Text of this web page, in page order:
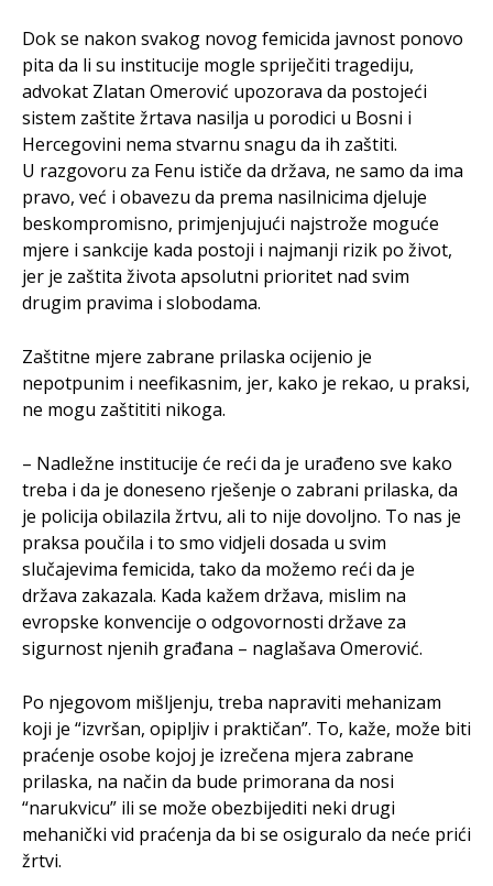
Dok se nakon svakog novog femicida javnost ponovo
pita da li su institucije mogle spriječiti tragediju,
advokat Zlatan Omerović upozorava da postojeći
sistem zaštite žrtava nasilja u porodici u Bosni i
Hercegovini nema stvarnu snagu da ih zaštiti.
U razgovoru za Fenu ističe da država, ne samo da ima
pravo, već i obavezu da prema nasilnicima djeluje
beskompromisno, primjenjujući najstrože moguće
mjere i sankcije kada postoji i najmanji rizik po život,
jer je zaštita života apsolutni prioritet nad svim
drugim pravima i slobodama.
Zaštitne mjere zabrane prilaska ocijenio je
nepotpunim i neefikasnim, jer, kako je rekao, u praksi,
ne mogu zaštititi nikoga.
– Nadležne institucije će reći da je urađeno sve kako
treba i da je doneseno rješenje o zabrani prilaska, da
je policija obilazila žrtvu, ali to nije dovoljno. To nas je
praksa poučila i to smo vidjeli dosada u svim
slučajevima femicida, tako da možemo reći da je
država zakazala. Kada kažem država, mislim na
evropske konvencije o odgovornosti države za
sigurnost njenih građana – naglašava Omerović.
Po njegovom mišljenju, treba napraviti mehanizam
koji je “izvršan, opipljiv i praktičan”. To, kaže, može biti
praćenje osobe kojoj je izrečena mjera zabrane
prilaska, na način da bude primorana da nosi
“narukvicu” ili se može obezbijediti neki drugi
mehanički vid praćenja da bi se osiguralo da neće prići
žrtvi.